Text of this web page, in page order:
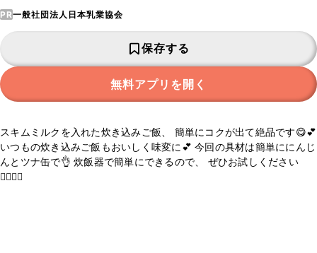
PR一般社団法人日本乳業協会
保存する
無料アプリを開く
スキムミルクを入れた炊き込みご飯、 簡単にコクが出て絶品です😋💕
いつもの炊き込みご飯もおいしく味変に💕 今回の具材は簡単ににんじ
んとツナ缶で👌 炊飯器で簡単にできるので、 ぜひお試しください
💁🏻‍♀️✨